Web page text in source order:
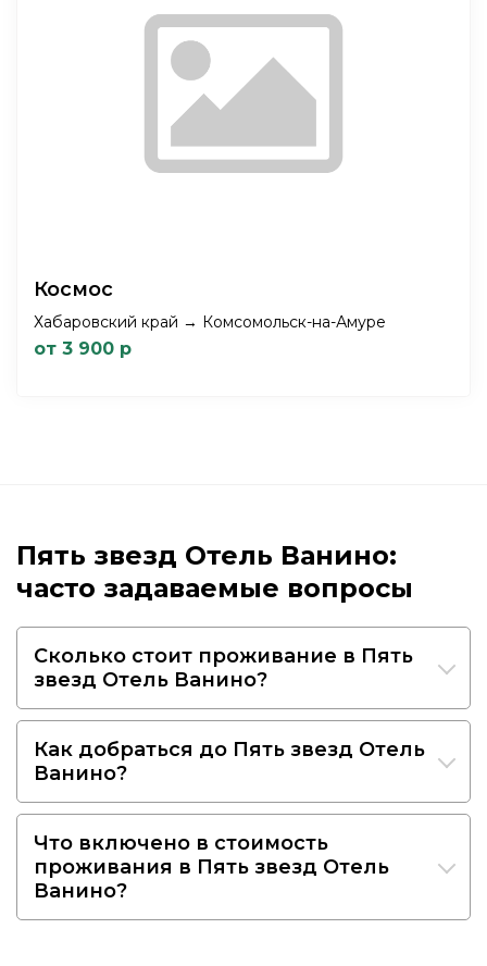
Космос
Хабаровский край → Комсомольск-на-Амуре
от 3 900 р
Пять звезд Отель Ванино:
часто задаваемые вопросы
Сколько стоит проживание в Пять
звезд Отель Ванино?
Как добраться до Пять звезд Отель
Ванино?
Что включено в стоимость
проживания в Пять звезд Отель
Ванино?